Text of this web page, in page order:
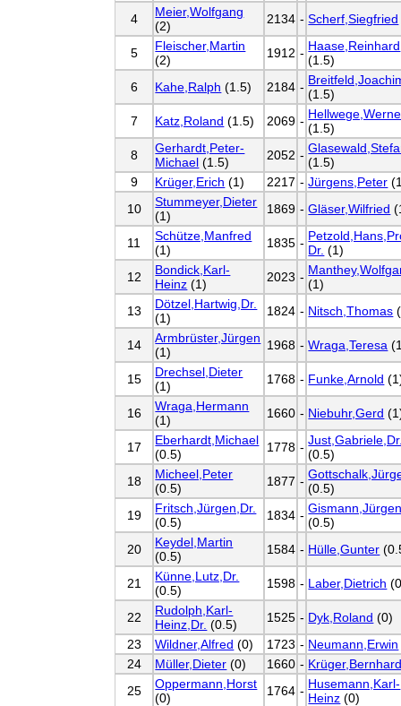
4
Meier,Wolfgang
(2)
2134 - Scherf,Siegfried
5
Fleischer,Martin
(2)
1912 - Haase,Reinhard
(1.5)
6
Kahe,Ralph (1.5) 2184 - (1.5)
7
Katz,Roland (1.5) 2069 - (1.5)
8
Gerhardt,Peter-
Michael (1.5) 2052 - (1.5)
9
Krüger,Erich (1) 2217 - Jürgens,Peter
10
Stummeyer,Dieter
(1)
1869 - Gläser,Wilfried
11
Schütze,Manfred
(1)
1835 - Dr. (1)
12
Bondick,Karl-
Heinz (1) 2023 - (1)
13
Dötzel,Hartwig,Dr.
(1)
1824 - Nitsch,Thomas
14
Armbrüster,Jürgen
(1)
1968 - Wraga,Teresa
15
Drechsel,Dieter
(1)
1768 - Funke,Arnold
16
Wraga,Hermann
(1)
1660 - Niebuhr,Gerd
17
Eberhardt,Michael
(0.5)
1778 - (0.5)
18
Micheel,Peter
(0.5)
1877 - (0.5)
19
Fritsch,Jürgen,Dr.
(0.5)
1834 - (0.5)
20
Keydel,Martin
(0.5)
1584 - Hülle,Gunter
21
Künne,Lutz,Dr.
(0.5)
1598 - Laber,Dietrich
22
Rudolph,Karl-
Heinz,Dr. (0.5) 1525 - Dyk,Roland (0)
23
Wildner,Alfred (0) 1723 - Neumann,Erwin
24
Müller,Dieter (0) 1660 -
25
Oppermann,Horst
(0)
1764 - Husemann,Karl-
Heinz (0)